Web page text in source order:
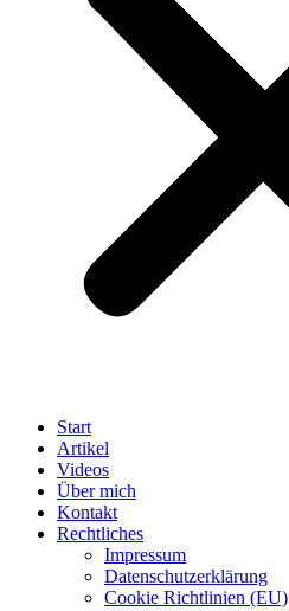
Start
Artikel
Videos
Über mich
Kontakt
Rechtliches
Impressum
Datenschutzerklärung
Cookie Richtlinien (EU)